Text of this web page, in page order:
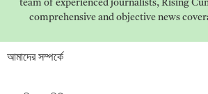
team of experienced journalists, Rising
comprehensive and objective news
আমাদের সম্পর্কে